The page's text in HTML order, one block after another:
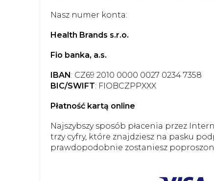
Nasz numer konta:
Health Brands s.r.o.
Fio banka, a.s.
IBAN: CZ69 2010 0000 0027 0234 7358
BIC/SWIFT: FIOBCZPPXXX
Płatność kartą online
Najszybszy sposób płacenia przez
trzy cyfry, które znajdziesz na pasku
prawdopodobnie zostaniesz